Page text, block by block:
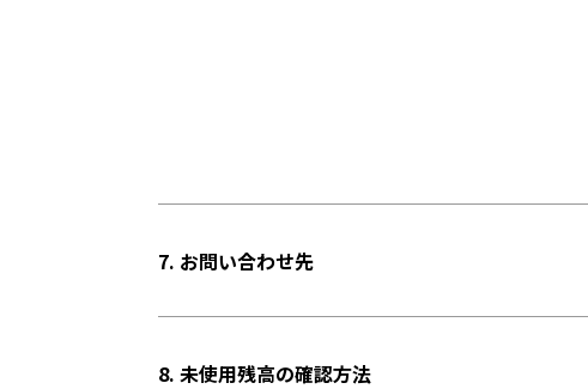
7. お問い合わせ先
8. 未使用残高の確認方法